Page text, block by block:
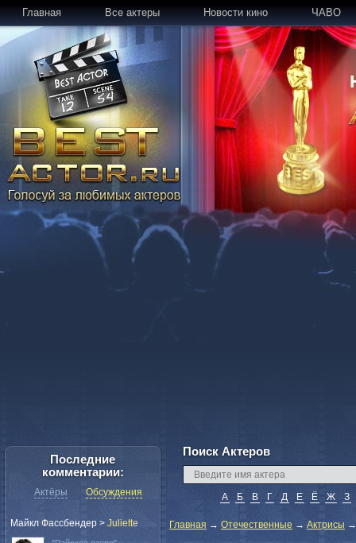
Главная Все актеры Новости кино ЧАВО
Поиск Актеров
А Б В Г Д Е Ё Ж З
Главная → Отечественные → Актрисы
Последние
комментарии:
Актёры Обсуждения
Майкл Фассбендер > Juliette